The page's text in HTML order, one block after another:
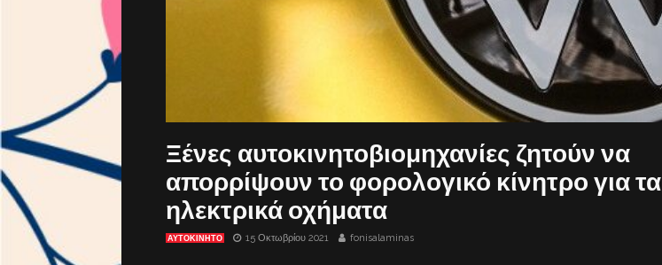
Ξένες αυτοκινητοβιομηχανίες ζητούν να
απορρίψουν το φορολογικό κίνητρο για τα
ηλεκτρικά οχήματα
ΑΥΤΟΚΙΝΗΤΟ 15 Οκτωβρίου 2021 fonisalaminas